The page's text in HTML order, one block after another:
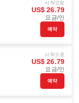
시작으로
US$ 26.79
요금/인
예약
시작으로
US$ 26.79
요금/인
예약